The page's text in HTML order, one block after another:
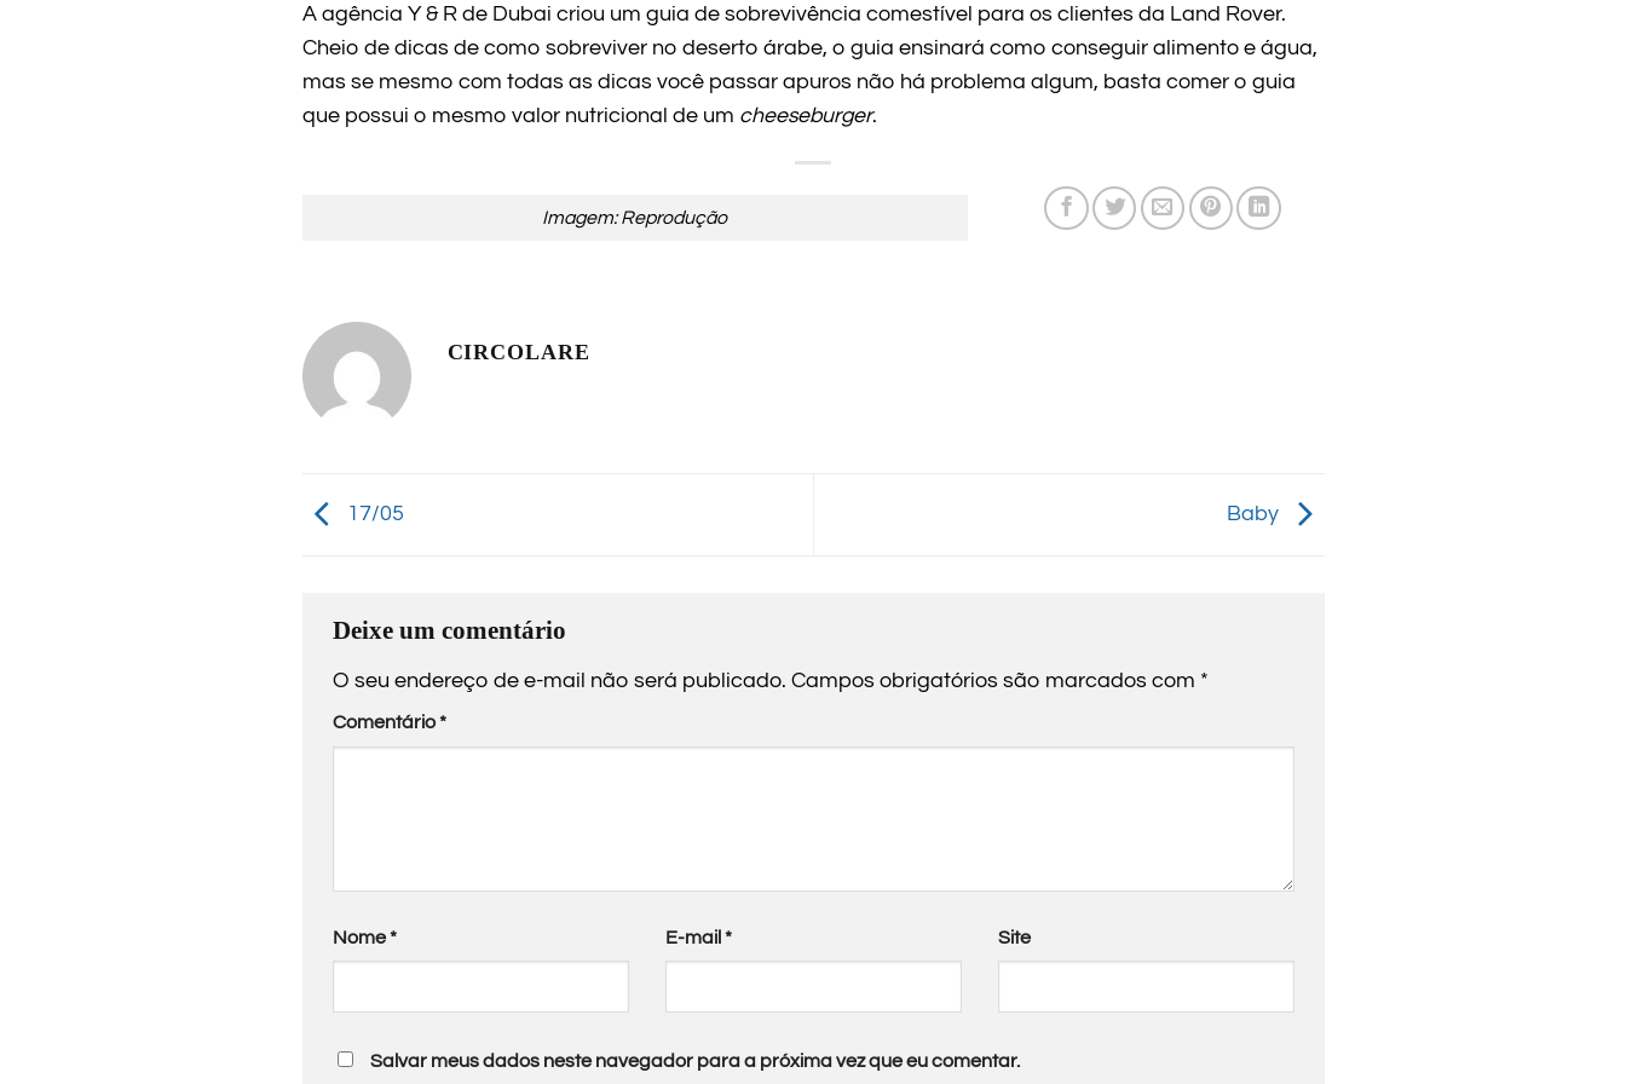
A agência Y & R de Dubai criou um guia de sobrevivência comestível para os clientes da Land Rover.
Cheio de dicas de como sobreviver no deserto árabe, o guia ensinará como conseguir alimento e água,
mas se mesmo com todas as dicas você passar apuros não há problema algum, basta comer o guia
que possui o mesmo valor nutricional de um cheeseburger.
Imagem: Reprodução
CIRCOLARE
17/05 Baby
Deixe um comentário
O seu endereço de e-mail não será publicado. Campos obrigatórios são marcados com *
Comentário*
Nome* E-mail* Site
Salvar meus dados neste navegador para a próxima vez que eu comentar.